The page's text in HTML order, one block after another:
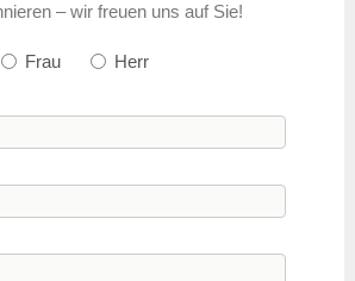
– wir freuen uns auf Sie!
Frau Herr